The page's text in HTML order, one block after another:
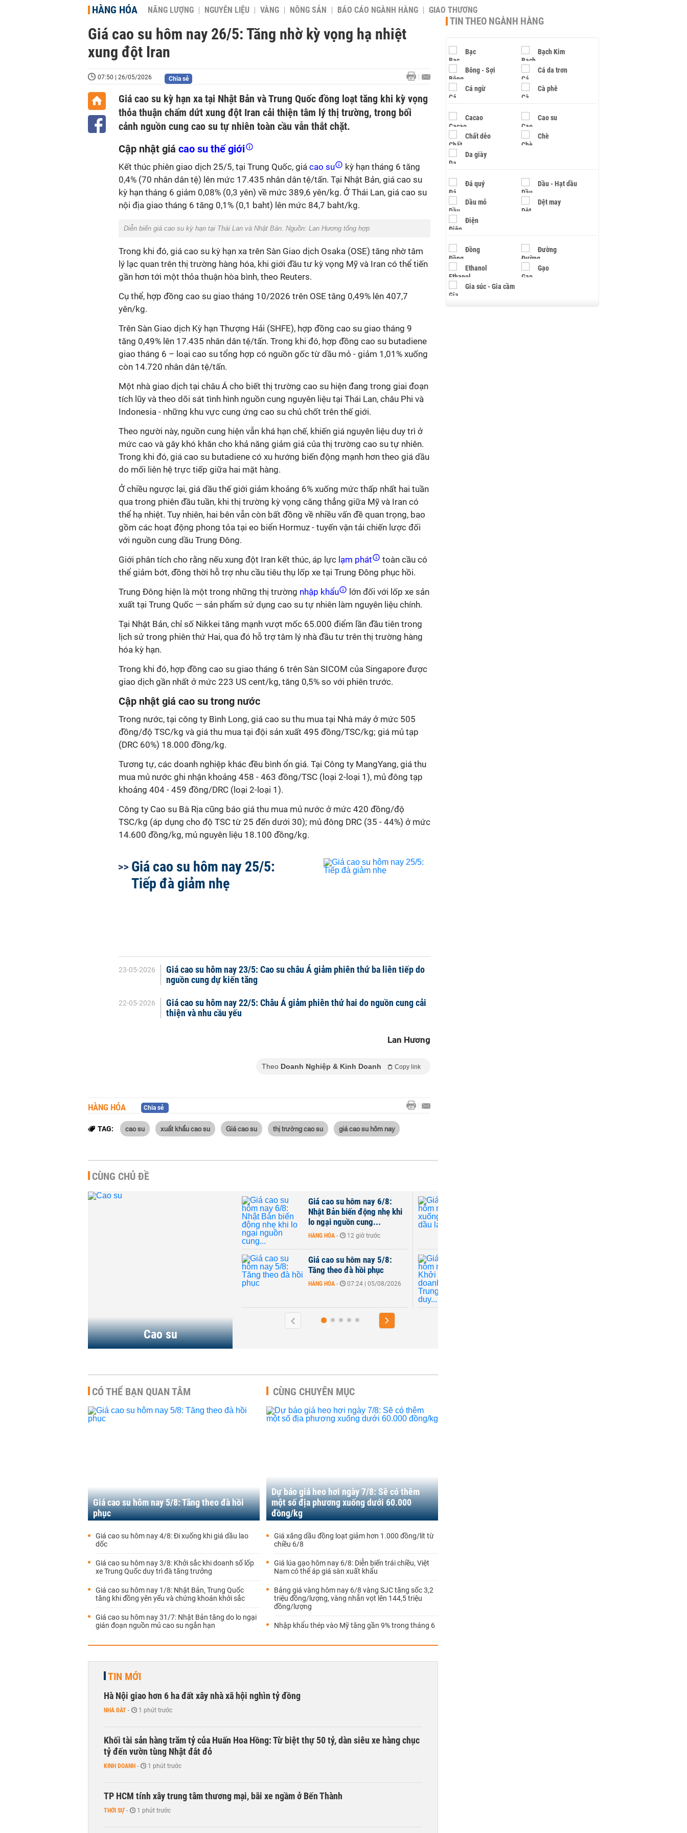
HÀNG HÓA NĂNG LƯỢNG NGUYÊN LIỆU VÀNG NÔNG SẢN BÁO CÁO NGÀNH HÀNG GIAO THƯƠNG
Giá cao su hôm nay 26/5: Tăng nhờ kỳ vọng hạ nhiệt
xung đột Iran
07:50 | 26/05/2026 Chia sẻ
Giá cao su kỳ hạn xa tại Nhật Bản và Trung Quốc đồng loạt tăng khi kỳ vọng
thỏa thuận chấm dứt xung đột Iran cải thiện tâm lý thị trường, trong bối
cảnh nguồn cung cao su tự nhiên toàn cầu vẫn thắt chặt.
Cập nhật giá cao su thế giới
Kết thúc phiên giao dịch 25/5, tại Trung Quốc, giá cao su
kỳ hạn tháng 6 tăng
0,4% (70 nhân dân tệ) lên mức 17.435 nhân dân tệ/tấn. Tại Nhật Bản, giá cao su
kỳ hạn tháng 6 giảm 0,08% (0,3 yên) về mức 389,6 yên/kg. Ở Thái Lan, giá cao su
nội địa giao tháng 6 tăng 0,1% (0,1 baht) lên mức 84,7 baht/kg.
Diễn biến giá cao su kỳ hạn tại Thái Lan và Nhật Bản. Nguồn: Lan Hương tổng hợp
Trong khi đó, giá cao su kỳ hạn xa trên Sàn Giao dịch Osaka (OSE) tăng nhờ tâm
lý lạc quan trên thị trường hàng hóa, khi giới đầu tư kỳ vọng Mỹ và Iran có thể tiến
gần hơn tới một thỏa thuận hòa bình, theo Reuters.
Cụ thể, hợp đồng cao su giao tháng 10/2026 trên OSE tăng 0,49% lên 407,7
yên/kg.
Trên Sàn Giao dịch Kỳ hạn Thượng Hải (SHFE), hợp đồng cao su giao tháng 9
tăng 0,49% lên 17.435 nhân dân tệ/tấn. Trong khi đó, hợp đồng cao su butadiene
giao tháng 6 – loại cao su tổng hợp có nguồn gốc từ dầu mỏ - giảm 1,01% xuống
còn 14.720 nhân dân tệ/tấn.
Một nhà giao dịch tại châu Á cho biết thị trường cao su hiện đang trong giai đoạn
tích lũy và theo dõi sát tình hình nguồn cung nguyên liệu tại Thái Lan, châu Phi và
Indonesia - những khu vực cung ứng cao su chủ chốt trên thế giới.
Theo người này, nguồn cung hiện vẫn khá hạn chế, khiến giá nguyên liệu duy trì ở
mức cao và gây khó khăn cho khả năng giảm giá của thị trường cao su tự nhiên.
Trong khi đó, giá cao su butadiene có xu hướng biến động mạnh hơn theo giá dầu
do mối liên hệ trực tiếp giữa hai mặt hàng.
Ở chiều ngược lại, giá dầu thế giới giảm khoảng 6% xuống mức thấp nhất hai tuần
qua trong phiên đầu tuần, khi thị trường kỳ vọng căng thẳng giữa Mỹ và Iran có
thể hạ nhiệt. Tuy nhiên, hai bên vẫn còn bất đồng về nhiều vấn đề quan trọng, bao
gồm các hoạt động phong tỏa tại eo biển Hormuz - tuyến vận tải chiến lược đối
với nguồn cung dầu Trung Đông.
Giới phân tích cho rằng nếu xung đột Iran kết thúc, áp lực lạm phát
toàn cầu có
thể giảm bớt, đồng thời hỗ trợ nhu cầu tiêu thụ lốp xe tại Trung Đông phục hồi.
Trung Đông hiện là một trong những thị trường nhập khẩu
lớn đối với lốp xe sản
xuất tại Trung Quốc — sản phẩm sử dụng cao su tự nhiên làm nguyên liệu chính.
Tại Nhật Bản, chỉ số Nikkei tăng mạnh vượt mốc 65.000 điểm lần đầu tiên trong
lịch sử trong phiên thứ Hai, qua đó hỗ trợ tâm lý nhà đầu tư trên thị trường hàng
hóa kỳ hạn.
Trong khi đó, hợp đồng cao su giao tháng 6 trên Sàn SICOM của Singapore được
giao dịch gần nhất ở mức 223 US cent/kg, tăng 0,5% so với phiên trước.
Cập nhật giá cao su trong nước
Trong nước, tại công ty Bình Long, giá cao su thu mua tại Nhà máy ở mức 505
đồng/độ TSC/kg và giá thu mua tại đội sản xuất 495 đồng/TSC/kg; giá mủ tạp
(DRC 60%) 18.000 đồng/kg.
Tương tự, các doanh nghiệp khác đều bình ổn giá. Tại Công ty MangYang, giá thu
mua mủ nước ghi nhận khoảng 458 - 463 đồng/TSC (loại 2-loại 1), mủ đông tạp
khoảng 404 - 459 đồng/DRC (loại 2-loại 1).
Công ty Cao su Bà Rịa cũng báo giá thu mua mủ nước ở mức 420 đồng/độ
TSC/kg (áp dụng cho độ TSC từ 25 đến dưới 30); mủ đông DRC (35 - 44%) ở mức
14.600 đồng/kg, mủ nguyên liệu 18.100 đồng/kg.
Giá cao su hôm nay 25/5:
Tiếp đà giảm nhẹ
23-05-2026
Giá cao su hôm nay 23/5: Cao su châu Á giảm phiên thứ ba liên tiếp do
nguồn cung dự kiến tăng
22-05-2026
Giá cao su hôm nay 22/5: Châu Á giảm phiên thứ hai do nguồn cung cải
thiện và nhu cầu yếu
Lan Hương
Theo Doanh Nghiệp & Kinh Doanh Copy link
HÀNG HÓA Chia sẻ
TAG: cao su xuất khẩu cao su Giá cao su thị trường cao su giá cao su hôm nay
CÙNG CHỦ ĐỀ
Cao su
Giá cao su hôm nay 6/8:
Nhật Bản biến động nhẹ khi
lo ngại nguồn cung...
HÀNG HÓA - 12 giờ trước
Giá cao su hôm nay 5/8:
Tăng theo đà hồi phục
HÀNG HÓA - 07:24 | 05/08/2026
CÓ THỂ BẠN QUAN TÂM
Giá cao su hôm nay 5/8: Tăng theo đà hồi
phục
Giá cao su hôm nay 4/8: Đi xuống khi giá dầu lao
dốc
Giá cao su hôm nay 3/8: Khởi sắc khi doanh số lốp
xe Trung Quốc duy trì đà tăng trưởng
Giá cao su hôm nay 1/8: Nhật Bản, Trung Quốc
tăng khi đồng yên yếu và chứng khoán khởi sắc
Giá cao su hôm nay 31/7: Nhật Bản tăng do lo ngại
gián đoạn nguồn mủ cao su ngắn hạn
CÙNG CHUYÊN MỤC
Dự báo giá heo hơi ngày 7/8: Sẽ có thêm
một số địa phương xuống dưới 60.000
đồng/kg
Giá xăng dầu đồng loạt giảm hơn 1.000 đồng/lít từ
chiều 6/8
Giá lúa gạo hôm nay 6/8: Diễn biến trái chiều, Việt
Nam có thể áp giá sàn xuất khẩu
Bảng giá vàng hôm nay 6/8 vàng SJC tăng sốc 3,2
triệu đồng/lượng, vàng nhẫn vọt lên 144,5 triệu
đồng/lượng
Nhập khẩu thép vào Mỹ tăng gần 9% trong tháng 6
TIN MỚI
Hà Nội giao hơn 6 ha đất xây nhà xã hội nghìn tỷ đồng
NHÀ ĐẤT - 1 phút trước
Khối tài sản hàng trăm tỷ của Huấn Hoa Hồng: Từ biệt thự 50 tỷ, dàn siêu xe hàng chục
tỷ đến vườn tùng Nhật đắt đỏ
KINH DOANH - 1 phút trước
TP HCM tính xây trung tâm thương mại, bãi xe ngầm ở Bến Thành
THỜI SỰ - 1 phút trước
TIN THEO NGÀNH HÀNG
Bạc Bạch Kim
Bông - Sợi Cá da trơn
Cá ngừ Cà phê
Cacao Cao su
Chất dẻo Chè
Da giày
Đá quý Dầu - Hạt dầu
Dầu mỏ Dệt may
Điện
Đồng Đường
Ethanol Gạo
Gia súc - Gia cầm